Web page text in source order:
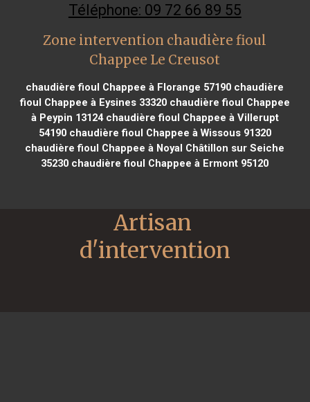
Téléphone: 09 72 66 89 55
Zone intervention chaudière fioul
Chappee Le Creusot
chaudière fioul Chappee à Florange 57190 chaudière
fioul Chappee à Eysines 33320chaudière fioul Chappee
à Peypin 13124chaudière fioul Chappee à Villerupt
54190chaudière fioul Chappee à Wissous 91320
chaudière fioul Chappee à Noyal Châtillon sur Seiche
35230 chaudière fioul Chappee à Ermont 95120
Artisan
d'intervention